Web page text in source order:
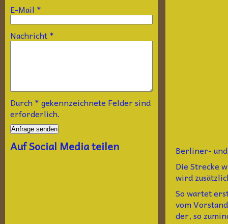
E-Mail *
Nachricht*
Durch *gekennzeichnete Felder sind
erforderlich.
Auf Social Media teilen
Berliner-
Die Strecke
wird
So wartet
vom
der, so